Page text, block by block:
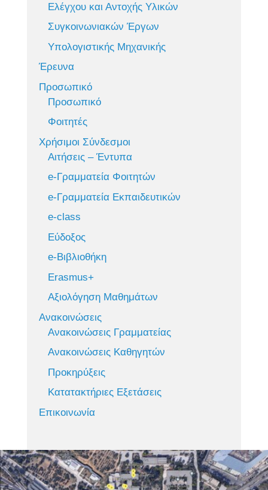
Ελέγχου και Αντοχής Υλικών
Συγκοινωνιακών Έργων
Υπολογιστικής Μηχανικής
Έρευνα
Προσωπικό
Προσωπικό
Φοιτητές
Χρήσιμοι Σύνδεσμοι
Αιτήσεις – Έντυπα
e-Γραμματεία Φοιτητών
e-Γραμματεία Εκπαιδευτικών
e-class
Εύδοξος
e-Βιβλιοθήκη
Erasmus+
Αξιολόγηση Μαθημάτων
Ανακοινώσεις
Ανακοινώσεις Γραμματείας
Ανακοινώσεις Καθηγητών
Προκηρύξεις
Κατατακτήριες Εξετάσεις
Επικοινωνία